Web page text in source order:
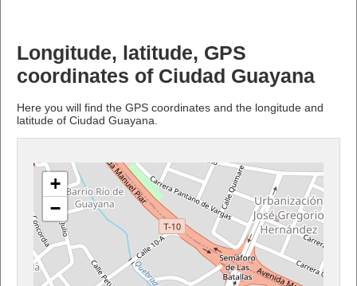
Longitude, latitude, GPS
coordinates of Ciudad Guayana
Here you will find the GPS coordinates and the longitude and
latitude of Ciudad Guayana.
+
−